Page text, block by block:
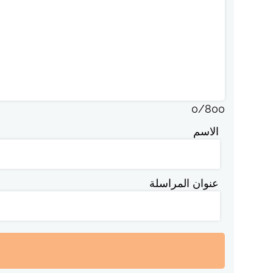
0/800
الاسم
عنوان المراسلة